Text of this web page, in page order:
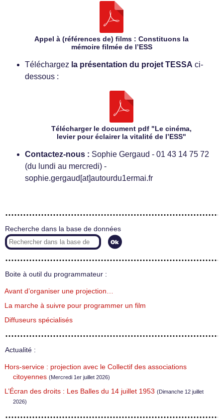
Appel à (références de) films : Constituons la
mémoire filmée de l’ESS
Téléchargez la présentation du projet TESSA ci-
dessous :
Télécharger le document pdf "Le cinéma,
levier pour éclairer la vitalité de l’ESS"
Contactez-nous : Sophie Gergaud - 01 43 14 75 72
(du lundi au mercredi) -
sophie.gergaud[at]autourdu1ermai.fr
Recherche dans la base de données
Boite à outil du programmateur :
Avant d’organiser une projection…
La marche à suivre pour programmer un film
Diffuseurs spécialisés
Actualité :
Hors-service : projection avec le Collectif des associations
citoyennes (Mercredi 1er juillet 2026)
L’Écran des droits : Les Balles du 14 juillet 1953 (Dimanche 12 juillet
2026)